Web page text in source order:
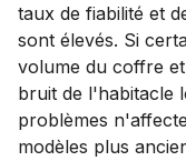
taux de fiabilité et
sont élevés. Si
volume du coffre
bruit de l'habitacle
problèmes
modèles plus